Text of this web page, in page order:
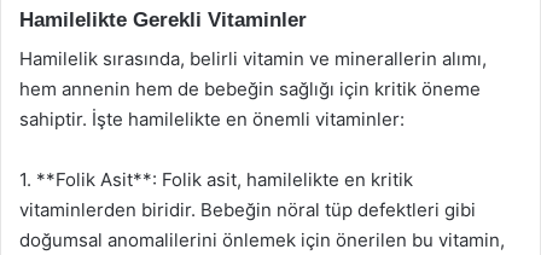
Hamilelikte Gerekli Vitaminler
Hamilelik sırasında, belirli vitamin ve minerallerin alımı,
hem annenin hem de bebeğin sağlığı için kritik öneme
sahiptir. İşte hamilelikte en önemli vitaminler:
1. **Folik Asit**: Folik asit, hamilelikte en kritik
vitaminlerden biridir. Bebeğin nöral tüp defektleri gibi
doğumsal anomalilerini önlemek için önerilen bu vitamin,